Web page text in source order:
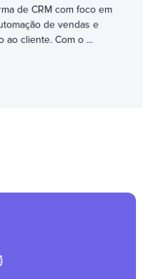
de CRM com foco em
de vendas e
ao cliente. Com o ...